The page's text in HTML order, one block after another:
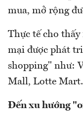
mua, mở rộng
Thực tế cho
mại được phát
shopping" như:
Mall, Lotte
Đến xu hướng